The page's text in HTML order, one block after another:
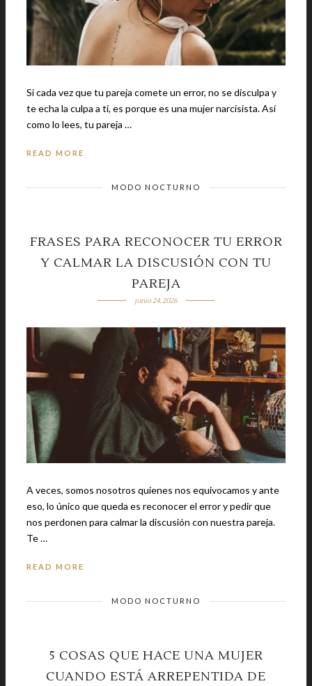
Si cada vez que tu pareja comete un error, no se disculpa y
te echa la culpa a ti, es porque es una mujer narcisista. Así
como lo lees, tu pareja …
READ MORE
MODO NOCTURNO
FRASES PARA RECONOCER TU ERROR
Y CALMAR LA DISCUSIÓN CON TU
PAREJA
junio 24, 2026
A veces, somos nosotros quienes nos equivocamos y ante
eso, lo único que queda es reconocer el error y pedir que
nos perdonen para calmar la discusión con nuestra pareja.
Te …
READ MORE
MODO NOCTURNO
5 COSAS QUE HACE UNA MUJER
CUANDO ESTÁ ARREPENTIDA DE